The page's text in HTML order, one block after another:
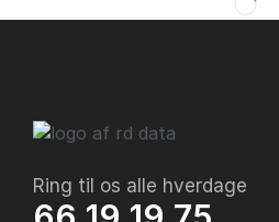
Ring til os alle hverdage